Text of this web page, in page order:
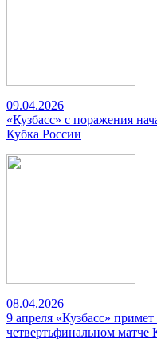
09.04.2026
«Кузбасс» с поражения
Кубка России
08.04.2026
9 апреля «Кузбасс»
четвертьфинальном матче